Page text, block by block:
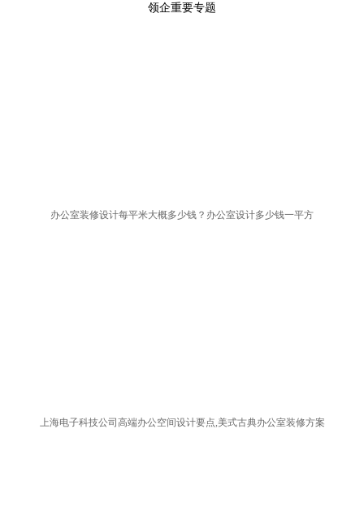
领企重要专题
办公室装修设计每平米大概多少钱？办公室设计多少钱一平方
上海电子科技公司高端办公空间设计要点,美式古典办公室装修方案